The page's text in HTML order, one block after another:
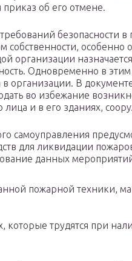
приказ об его отмене.
безопасности в
собственности,
организации
Одновременно в
организации. В
во избежание
лица и в его зданиях,
самоуправления
для ликвидации
данных
пожарной техники,
которые трудятся при